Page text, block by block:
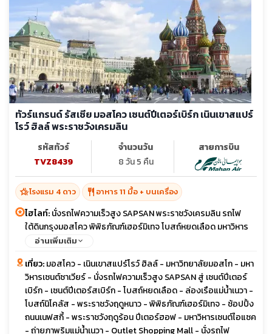
ทัวร์แกรนด์ รัสเซีย มอสโคว เซนต์ปีเตอร์เบิร์ก เนินเขาสแปร์
โรว์ ฮิลล์ พระราชวังเครมลิน
รหัสทัวร์
TVZ8439
จำนวนวัน
8 วัน 5 คืน
สายการบิน
hotel_classโรงแรม 4 ดาว restaurant อาหาร 11 มื้อ + บนเครื่อง
ไฮไลท์:นั่งรถไฟความเร็วสูง SAPSAN พระราชวังเครมลิน รถไฟ
ใต้ดินกรุงมอสโคว พิพิธภัณฑ์เฮอร์มิเทจ โบสถ์หยดเลือด มหาวิหาร
เซนต์ไอแซค เนินเขาสแปร์โรว์ ฮิลล์ จัตุรัสแดง
อ่านเพิ่มเติม
เที่ยว:มอสโคว - เนินเขาสแปร์โรว์ ฮิลล์ - มหาวิทยาลัยมอสโก - มหา
วิหารเซนต์ซาเวียร์ - นั่งรถไฟความเร็วสูง SAPSAN สู่ เซนต์ปีเตอร์
เบิร์ก - เซนต์ปีเตอร์สเบิร์ก - โบสถ์หยดเลือด - ล่องเรือแม่น้ำเนวา -
โบสถ์นิโคลัส - พระราชวังฤดูหนาว - พิพิธภัณฑ์เฮอร์มิเทจ - ช้อปปิ้ง
ถนนเนฟสกี้ - พระราชวังฤดูร้อน ปีเตอร์ฮอฟ - มหาวิหารเซนต์ไอแซค
- ถ่ายภาพริมแม่น้ำเนวา - Outlet Shopping Mall - นั่งรถไฟ